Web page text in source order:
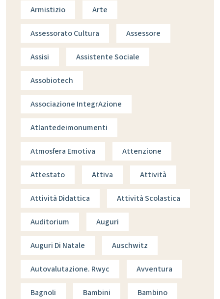
Armistizio Arte
Assessorato Cultura Assessore
Assisi Assistente Sociale
Assobiotech
Associazione IntegrAzione
Atlantedeimonumenti
Atmosfera Emotiva Attenzione
Attestato Attiva Attività
Attività Didattica Attività Scolastica
Auditorium Auguri
Auguri Di Natale Auschwitz
Autovalutazione. Rwyc Avventura
Bagnoli Bambini Bambino